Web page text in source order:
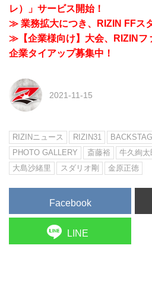
レ）」サービス開始！
≫ 業務拡大につき、RIZIN FFス
≫【企業様向け】大会、RIZINフ
企業タイアップ募集中！
2021-11-15
RIZINニュース RIZIN31
PHOTO GALLERY
斎藤裕 牛久絢太
大島沙緒里
スダリオ剛 金原正徳
Facebook
LINE